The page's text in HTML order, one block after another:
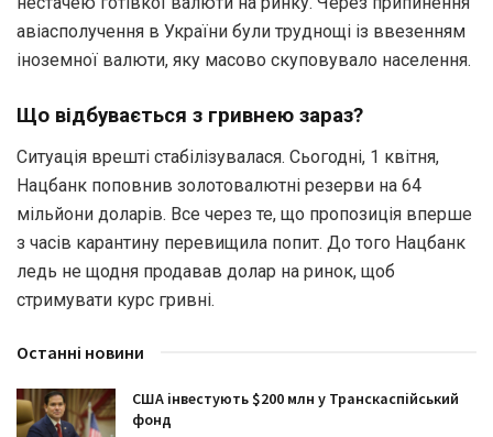
авіасполучення в України були труднощі із ввезенням
іноземної валюти, яку масово скуповувало населення.
Що відбувається з гривнею зараз?
Ситуація врешті стабілізувалася. Сьогодні, 1 квітня,
Нацбанк поповнив золотовалютні резерви на 64
мільйони доларів. Все через те, що пропозиція вперше
з часів карантину перевищила попит. До того Нацбанк
ледь не щодня продавав долар на ринок, щоб
стримувати курс гривні.
Останні новини
США інвестують $200 млн у Транскаспійський
фонд